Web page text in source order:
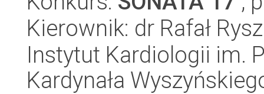
Kierownik: dr Rafał
Instytut Kardiologii im.
Kardynała